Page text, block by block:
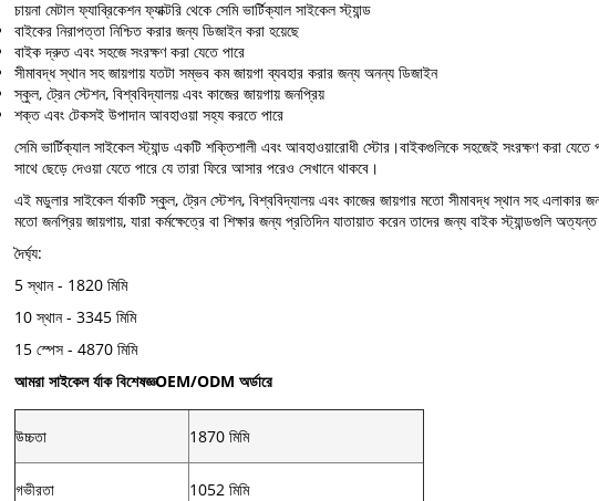
চায়না মেটাল ফ্যাব্রিকেশন ফ্যাক্টরি থেকে সেমি ভার্টিক্যাল সাইকেল স্ট্যান্ড
বাইকের নিরাপত্তা নিশ্চিত করার জন্য ডিজাইন করা হয়েছে
বাইক দ্রুত এবং সহজে সংরক্ষণ করা যেতে পারে
সীমাবদ্ধ স্থান সহ জায়গায় যতটা সম্ভব কম জায়গা ব্যবহার করার জন্য অনন্য ডিজাইন
স্কুল, ট্রেন স্টেশন, বিশ্ববিদ্যালয় এবং কাজের জায়গায় জনপ্রিয়
শক্ত এবং টেকসই উপাদান আবহাওয়া সহ্য করতে পারে
সেমি ভার্টিক্যাল সাইকেল স্ট্যান্ড একটি শক্তিশালী এবং আবহাওয়ারোধী স্টোর।বাইকগুলিকে সহজেই সংরক্ষণ করা যেতে
সাথে ছেড়ে দেওয়া যেতে পারে যে তারা ফিরে আসার পরেও সেখানে থাকবে।
এই মডুলার সাইকেল র্যাকটি স্কুল, ট্রেন স্টেশন, বিশ্ববিদ্যালয় এবং কাজের জায়গার মতো সীমাবদ্ধ স্থান সহ এলাকার
মতো জনপ্রিয় জায়গায়, যারা কর্মক্ষেত্রে বা শিক্ষার জন্য প্রতিদিন যাতায়াত করেন তাদের জন্য বাইক স্ট্যান্ডগুলি
দৈর্ঘ্য:
5 স্থান - 1820 মিমি
10 স্থান - 3345 মিমি
15 স্পেস - 4870 মিমি
আমরা সাইকেল র্যাক বিশেষজ্ঞOEM/ODM অর্ডারে
উচ্চতা 1870 মিমি
গভীরতা 1052 মিমি